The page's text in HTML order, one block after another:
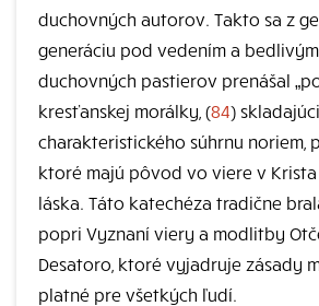
duchovných autorov. Takto sa z
generáciu pod vedením a
duchovných pastierov prenášal
kresťanskej morálky, (84)
charakteristického súhrnu noriem,
ktoré majú pôvod vo viere v
láska. Táto katechéza tradične
popri Vyznaní viery a modlitby
Desatoro, ktoré vyjadruje zásady
platné pre všetkých ľudí.